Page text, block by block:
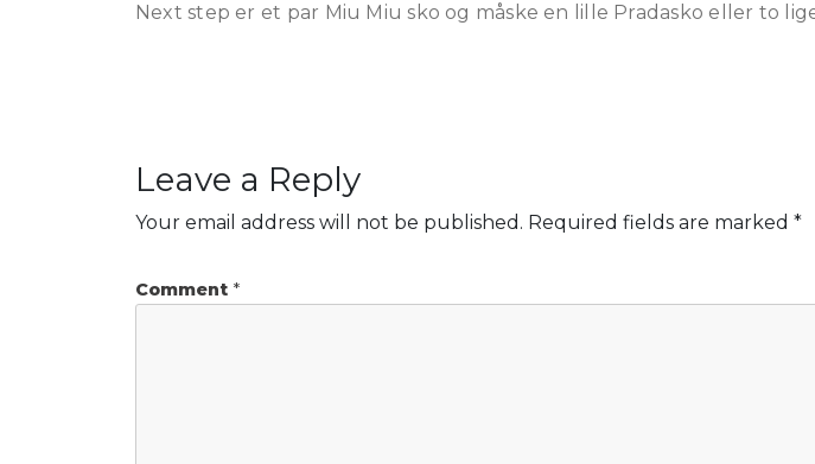
Next step er et par Miu Miu sko og måske en lille Pradasko eller to
Leave a Reply
Your email address will not be published. Required fields are marked *
Comment *